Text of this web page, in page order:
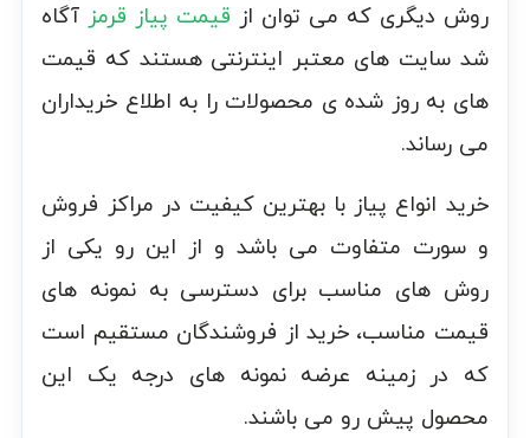
روش دیگری که می توان از قيمت پیاز قرمز آگاه
شد سایت های معتبر اینترنتی هستند که قیمت
های به‌ روز شده ی محصولات را به اطلاع خریداران
می رساند.
خرید انواع پیاز با بهترین کیفیت در مراکز فروش
و سورت متفاوت می باشد و از این رو یکی از
روش های مناسب برای دسترسی به نمونه های
قیمت مناسب، خرید از فروشندگان مستقیم است
که در زمینه عرضه نمونه های درجه یک این
محصول پیش رو می باشند.